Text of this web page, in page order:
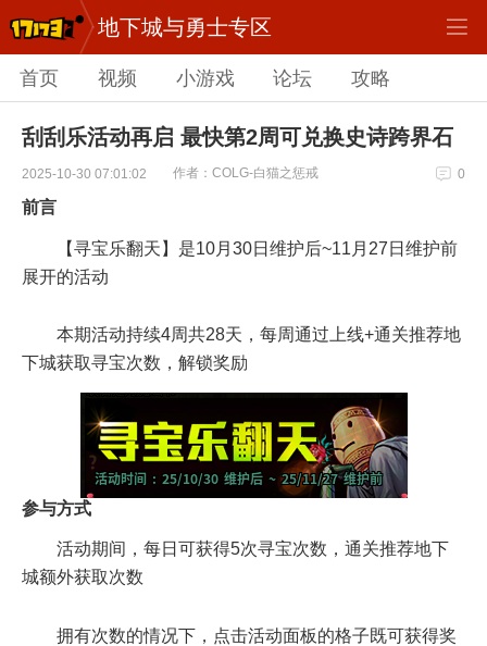
地下城与勇士专区
首页 视频 小游戏 论坛 攻略
刮刮乐活动再启 最快第2周可兑换史诗跨界石
2025-10-30 07:01:02 作者：COLG-白猫之惩戒 0
前言
【寻宝乐翻天】是10月30日维护后~11月27日维护前
展开的活动
本期活动持续4周共28天，每周通过上线+通关推荐地
下城获取寻宝次数，解锁奖励
参与方式
活动期间，每日可获得5次寻宝次数，通关推荐地下
城额外获取次数
拥有次数的情况下，点击活动面板的格子既可获得奖